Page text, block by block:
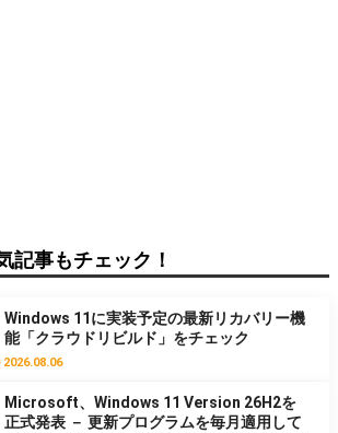
記事もチェック！
Windows 11に実装予定の最新リカバリー機
能「クラウドリビルド」をチェック
2026.08.06
Microsoft、Windows 11 Version 26H2を
正式発表 － 更新プログラムを毎月適用して